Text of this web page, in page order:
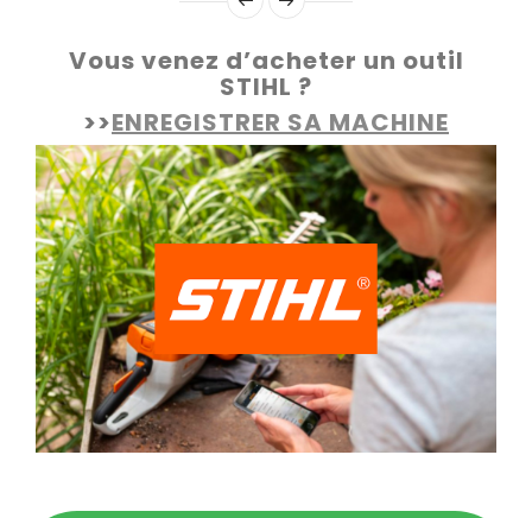
Vous venez d’acheter un outil
STIHL ?
>>ENREGISTRER SA MACHINE